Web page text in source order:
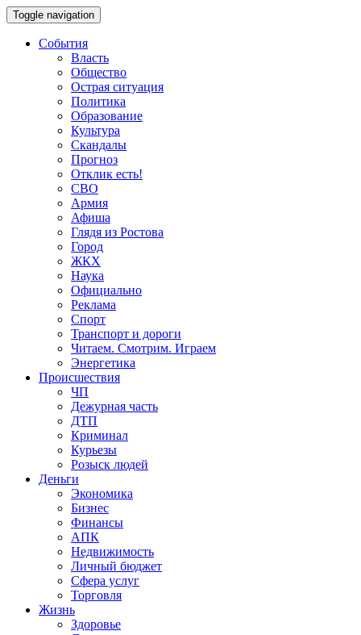
Toggle navigation
События
Власть
Общество
Острая ситуация
Политика
Образование
Культура
Скандалы
Прогноз
Отклик есть!
СВО
Армия
Афиша
Глядя из Ростова
Город
ЖКХ
Наука
Официально
Реклама
Спорт
Транспорт и дороги
Читаем. Смотрим. Играем
Энергетика
Происшествия
ЧП
Дежурная часть
ДТП
Криминал
Курьезы
Розыск людей
Деньги
Экономика
Бизнес
Финансы
АПК
Недвижимость
Личный бюджет
Сфера услуг
Торговля
Жизнь
Здоровье